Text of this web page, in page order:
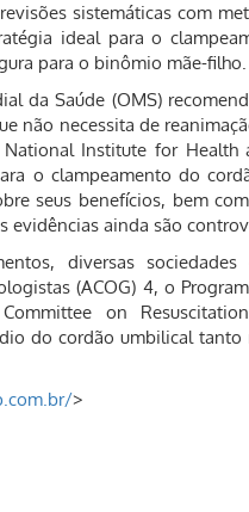
sistemáticas com
ideal para o
para o binômio mãe-filho.
da Saúde (OMS)
não necessita de
Institute for Health
o clampeamento do
seus benefícios, bem
evidências ainda são
diversas
(ACOG) 4, o
on Resuscitation
do cordão umbilical
>